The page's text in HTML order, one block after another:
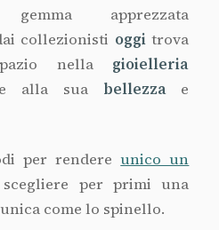
apprezzata
collezionisti oggitrova
nella gioielleria
alla sua bellezzae
per rendereunico un
per primi una
come lo spinello.